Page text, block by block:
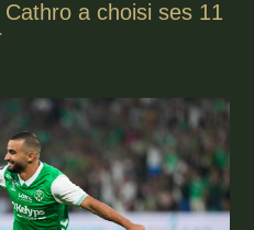
a choisi ses 11